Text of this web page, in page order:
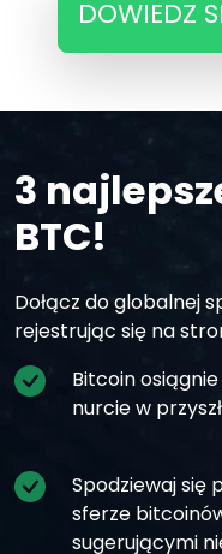
DOWIEDZ
3
BTC!
Dołącz do globalnej
rejestrując się na
Bitcoin
nurcie w
Spodziewaj się
sferze
sugerującymi